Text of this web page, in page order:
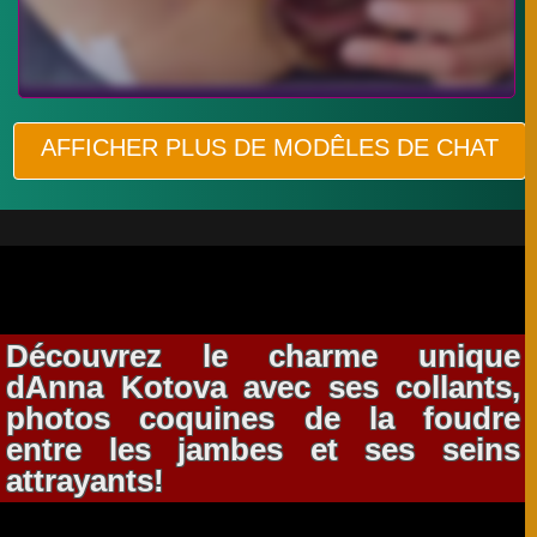
AFFICHER PLUS DE MODÊLES DE CHAT
Découvrez le charme unique
dAnna Kotova avec ses collants,
photos coquines de la foudre
entre les jambes et ses seins
attrayants!